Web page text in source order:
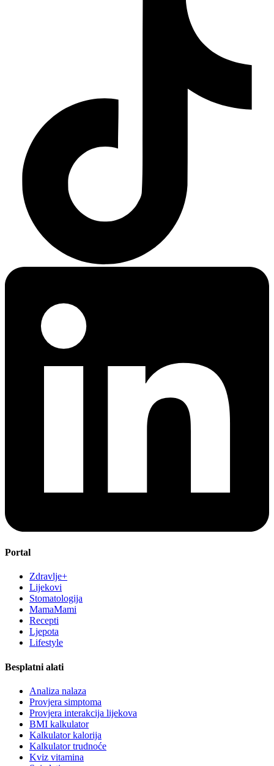
Portal
Zdravlje+
Lijekovi
Stomatologija
MamaMami
Recepti
Ljepota
Lifestyle
Besplatni alati
Analiza nalaza
Provjera simptoma
Provjera interakcija lijekova
BMI kalkulator
Kalkulator kalorija
Kalkulator trudnoće
Kviz vitamina